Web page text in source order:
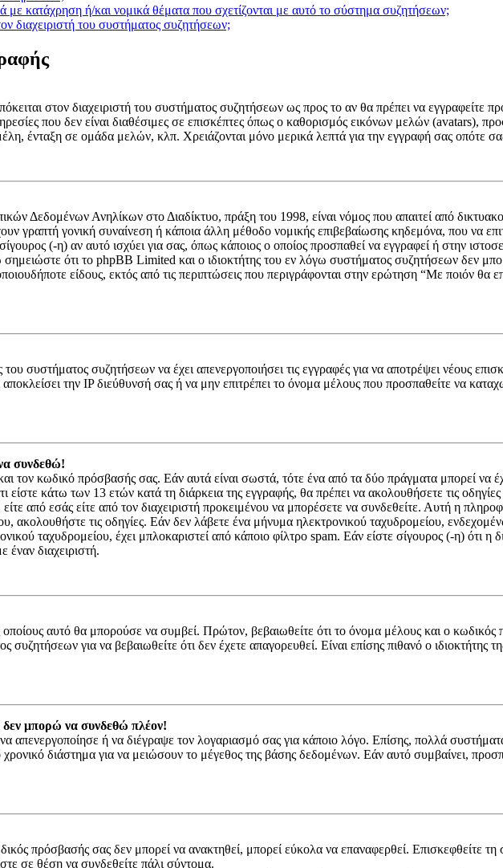
με κατάχρηση ή/και νομικά θέματα που σχετίζονται με αυτό το σύστημα συζητήσεων;
διαχειριστή του συστήματος συζητήσεων;
στον διαχειριστή του συστήματος συζητήσεων ως προς το αν θα πρέπει να
που δεν είναι διαθέσιμες σε επισκέπτες όπως ο καθορισμός εικόνων μελών (avatars),
ένταξη σε ομάδα μελών, κλπ. Χρειάζονται μόνο μερικά λεπτά για την εγγραφή σας οπότε
Δεδομένων Ανηλίκων στο Διαδίκτυο, πράξη του 1998, είναι νόμος που απαιτεί από
γραπτή γονική συναίνεση ή κάποια άλλη μέθοδο νομικής επιβεβαίωσης κηδεμόνα, που να
(-η) αν αυτό ισχύει για σας, όπως κάποιος ο οποίος προσπαθεί να εγγραφεί ή στην
ότι το phpBB Limited και ο ιδιοκτήτης του εν λόγω συστήματος συζητήσεων δεν
είδους, εκτός από τις περιπτώσεις που περιγράφονται στην ερώτηση “Με ποιόν
του συστήματος συζητήσεων να έχει απενεργοποιήσει τις εγγραφές για να αποτρέψει νέους
την IP διεύθυνσή σας ή να μην επιτρέπει το όνομα μέλους που προσπαθείτε να
συνδεθώ!
τον κωδικό πρόσβασής σας. Εάν αυτά είναι σωστά, τότε ένα από τα δύο πράγματα μπορεί να
είστε κάτω των 13 ετών κατά τη διάρκεια της εγγραφής, θα πρέπει να ακολουθήσετε τις
είτε από εσάς είτε από τον διαχειριστή προκειμένου να μπορέσετε να συνδεθείτε. Αυτή η
ακολουθήστε τις οδηγίες. Εάν δεν λάβετε ένα μήνυμα ηλεκτρονικού ταχυδρομείου,
ταχυδρομείου, έχει μπλοκαριστεί από κάποιο φίλτρο spam. Εάν είστε σίγουρος (-η) ότι
έναν διαχειριστή.
οποίους αυτό θα μπορούσε να συμβεί. Πρώτον, βεβαιωθείτε ότι το όνομα μέλους και ο
συζητήσεων για να βεβαιωθείτε ότι δεν έχετε απαγορευθεί. Είναι επίσης πιθανό ο ιδιοκτήτης
μπορώ να συνδεθώ πλέον!
να απενεργοποίησε ή να διέγραψε τον λογαριασμό σας για κάποιο λόγο. Επίσης, πολλά
διάστημα για να μειώσουν το μέγεθος της βάσης δεδομένων. Εάν αυτό συμβαίνει,
πρόσβασής σας δεν μπορεί να ανακτηθεί, μπορεί εύκολα να επαναφερθεί. Επισκεφθείτε
σε θέση να συνδεθείτε πάλι σύντομα.